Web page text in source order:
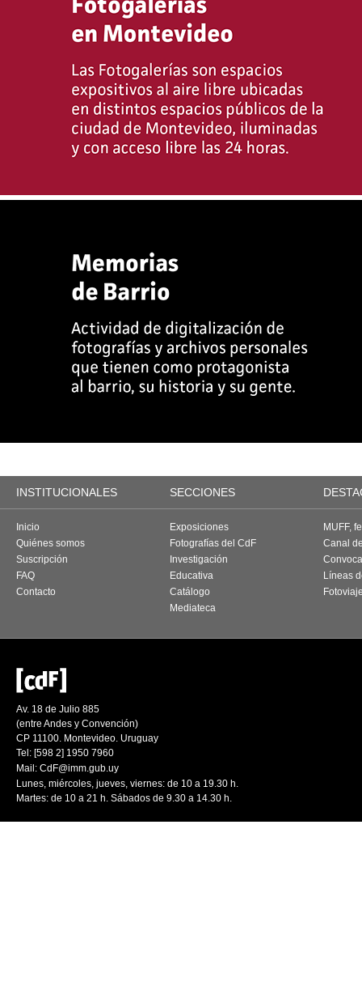
INSTITUCIONALES SECCIONES
Inicio
Quiénes somos
Suscripción
FAQ
Contacto
Exposiciones
Fotografías del CdF
Investigación
Educativa
Catálogo
Mediateca
MUFF,
Canal
Líneas
Av. 18 de Julio 885
(entre Andes y Convención)
CP 11100. Montevideo. Uruguay
Tel: [598 2] 1950 7960
Mail: CdF@imm.gub.uy
Lunes, miércoles, jueves, viernes: de 10 a 19.30 h.
Martes: de 10 a 21 h. Sábados de 9.30 a 14.30 h.